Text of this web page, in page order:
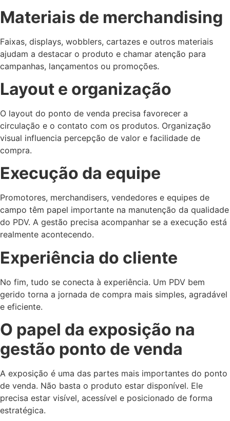
Materiais de merchandising
Faixas, displays, wobblers, cartazes e outros materiais
ajudam a destacar o produto e chamar atenção para
campanhas, lançamentos ou promoções.
Layout e organização
O layout do ponto de venda precisa favorecer a
circulação e o contato com os produtos. Organização
visual influencia percepção de valor e facilidade de
compra.
Execução da equipe
Promotores, merchandisers, vendedores e equipes de
campo têm papel importante na manutenção da qualidade
do PDV. A gestão precisa acompanhar se a execução está
realmente acontecendo.
Experiência do cliente
No fim, tudo se conecta à experiência. Um PDV bem
gerido torna a jornada de compra mais simples, agradável
e eficiente.
O papel da exposição na
gestão ponto de venda
A exposição é uma das partes mais importantes do ponto
de venda. Não basta o produto estar disponível. Ele
precisa estar visível, acessível e posicionado de forma
estratégica.